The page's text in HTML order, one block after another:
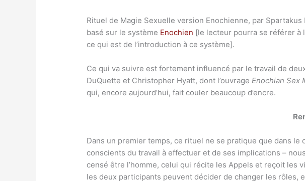
Rituel de Magie Sexuelle version Enochienne, par
basé sur le système Enochien [le lecteur pourra se référer à
ce qui est de l’introduction à ce système].
Ce qui va suivre est fortement influencé par le travail de
DuQuette et Christopher Hyatt, dont l’ouvrageEnochian Sex
qui, encore aujourd’hui, fait couler beaucoup d’encre.
Dans un premier temps, ce rituel ne se pratique que dans le
conscients du travail à effectuer et de ses implications –
censé être l’homme, celui qui récite les Appels et reçoit les
les deux participants peuvent décider de changer les rôles,